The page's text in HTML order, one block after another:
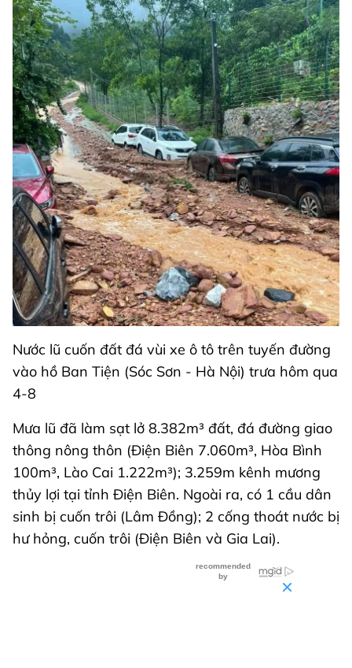
Nước lũ cuốn đất đá vùi xe ô tô trên tuyến đường
vào hồ Ban Tiện (Sóc Sơn - Hà Nội) trưa hôm qua
4-8
Mưa lũ đã làm sạt lở 8.382m³ đất, đá đường giao
thông nông thôn (Điện Biên 7.060m³, Hòa Bình
100m³, Lào Cai 1.222m³); 3.259m kênh mương
thủy lợi tại tỉnh Điện Biên. Ngoài ra, có 1 cầu dân
sinh bị cuốn trôi (Lâm Đồng); 2 cống thoát nước bị
hư hỏng, cuốn trôi (Điện Biên và Gia Lai).